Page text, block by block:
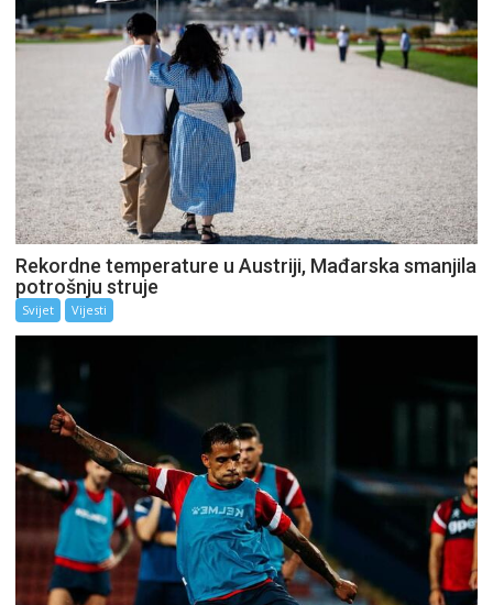
Rekordne temperature u Austriji, Mađarska smanjila
potrošnju struje
Svijet Vijesti